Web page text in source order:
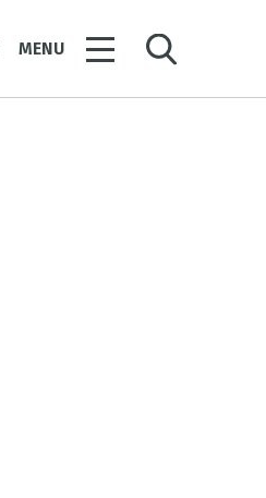
MENU